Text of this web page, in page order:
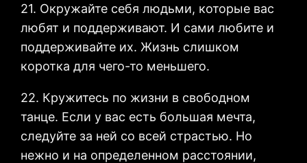
21. Окружайте себя людьми, которые вас
любят и поддерживают. И сами любите и
поддерживайте их. Жизнь слишком
коротка для чего-то меньшего.
22. Кружитесь по жизни в свободном
танце. Если у вас есть большая мечта,
следуйте за ней со всей страстью. Но
нежно и на определенном расстоянии,